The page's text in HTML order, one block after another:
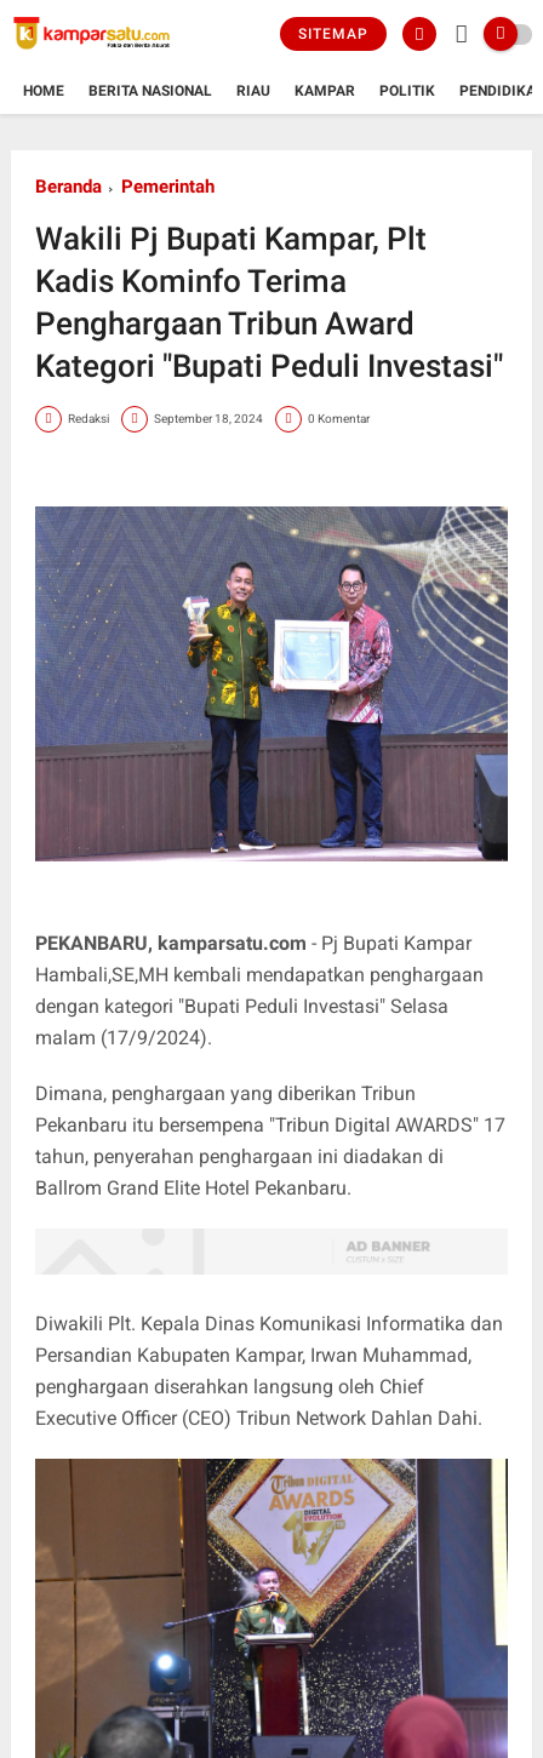
SITEMAP
HOME BERITA NASIONAL RIAU KAMPAR POLITIK
Beranda Pemerintah
Wakili Pj Bupati Kampar, Plt
Kadis Kominfo Terima
Penghargaan Tribun Award
Kategori "Bupati Peduli Investasi"
Redaksi September 18, 2024 0 Komentar
PEKANBARU, kamparsatu.com - Pj Bupati Kampar
Hambali,SE,MH kembali mendapatkan penghargaan
dengan kategori "Bupati Peduli Investasi" Selasa
malam (17/9/2024).
Dimana, penghargaan yang diberikan Tribun
Pekanbaru itu bersempena "Tribun Digital AWARDS" 17
tahun, penyerahan penghargaan ini diadakan di
Ballrom Grand Elite Hotel Pekanbaru.
Diwakili Plt. Kepala Dinas Komunikasi Informatika dan
Persandian Kabupaten Kampar, Irwan Muhammad,
penghargaan diserahkan langsung oleh Chief
Executive Officer (CEO) Tribun Network Dahlan Dahi.